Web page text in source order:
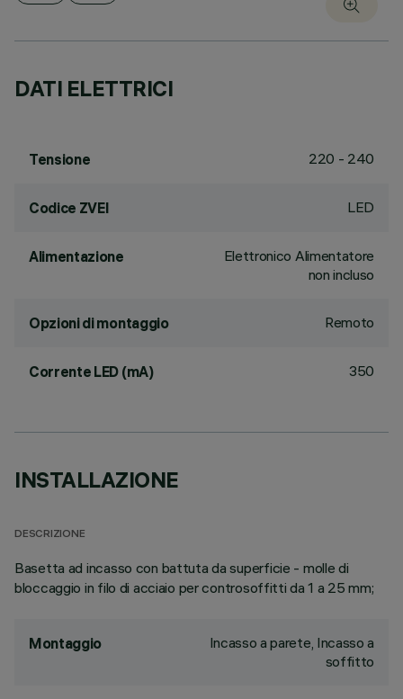
DATI ELETTRICI
Tensione 220 - 240
Codice ZVEI LED
Alimentazione
Elettronico Alimentatore
non incluso
Opzioni di montaggio Remoto
Corrente LED (mA) 350
INSTALLAZIONE
DESCRIZIONE
Basetta ad incasso con battuta da superficie - molle di
bloccaggio in filo di acciaio per controsoffitti da 1 a 25 mm;
Montaggio
Incasso a parete, Incasso a
soffitto